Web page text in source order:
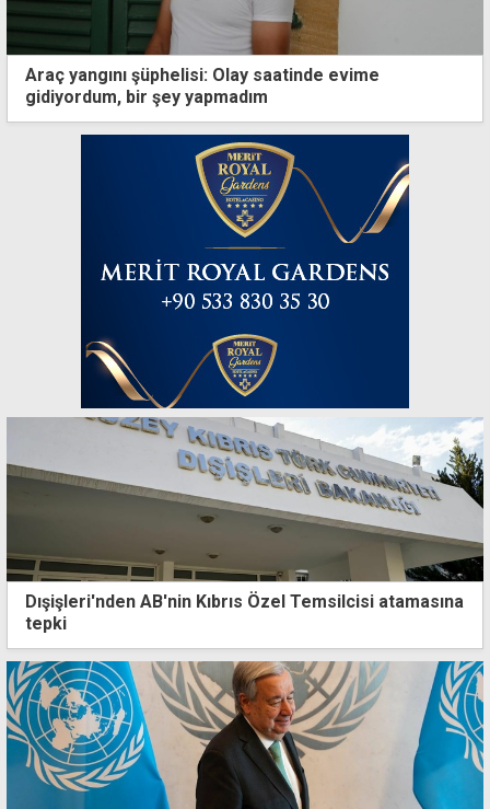
Araç yangını şüphelisi: Olay saatinde evime
gidiyordum, bir şey yapmadım
Dışişleri'nden AB'nin Kıbrıs Özel Temsilcisi atamasına
tepki